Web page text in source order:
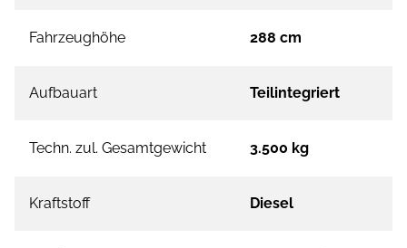
Fahrzeughöhe 288 cm
Aufbauart Teilintegriert
Techn. zul. Gesamtgewicht 3.500 kg
Kraftstoff Diesel